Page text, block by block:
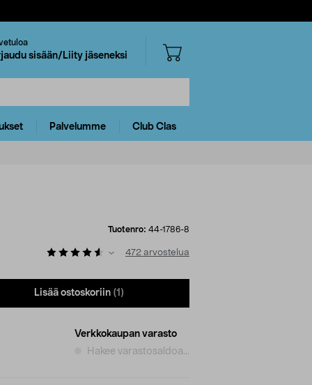
sisään/Liity jäseneksi
Palvelumme Club Clas
Tuotenro: 44-1786-8
472 arvostelua
Lisää ostoskoriin (1)
Verkkokaupan varasto
Hakee varastosaldoa...